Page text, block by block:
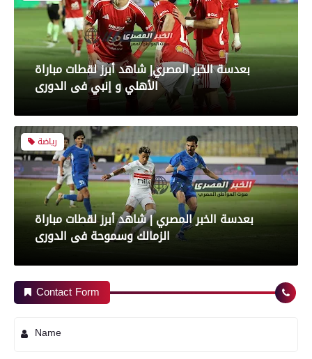
بعدسة الخبر المصري| شاهد أبرز لقطات مباراة
الأهلي و إنبي فى الدورى
رياضة
بعدسة الخبر المصري | شاهد أبرز لقطات مباراة
الزمالك وسموحة فى الدورى
رياضة
Contact Form
Name
تموين الفيوم ضبط سيارة نقل محملة بـ 1750 كيلو